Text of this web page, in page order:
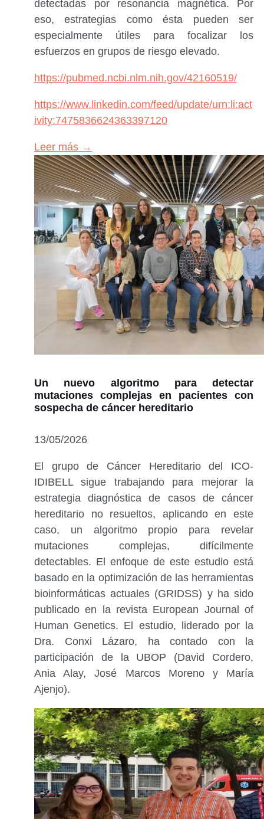
detectadas por resonancia magnética. Por
eso, estrategias como ésta pueden ser
especialmente útiles para focalizar los
esfuerzos en grupos de riesgo elevado.
https://pubmed.ncbi.nlm.nih.gov/42160519/
https://www.linkedin.com/feed/update/urn:li:act
ivity:7475836624363397120
Leer más →
Un nuevo algoritmo para detectar
mutaciones complejas en pacientes con
sospecha de cáncer hereditario
13/05/2026
El grupo de Cáncer Hereditario del ICO-
IDIBELL sigue trabajando para mejorar la
estrategia diagnóstica de casos de cáncer
hereditario no resueltos, aplicando en este
caso, un algoritmo propio para revelar
mutaciones complejas, difícilmente
detectables. El enfoque de este estudio está
basado en la optimización de las herramientas
bioinformáticas actuales (GRIDSS) y ha sido
publicado en la revista European Journal of
Human Genetics. El estudio, liderado por la
Dra. Conxi Lázaro, ha contado con la
participación de la UBOP (David Cordero,
Ania Alay, José Marcos Moreno y María
Ajenjo).